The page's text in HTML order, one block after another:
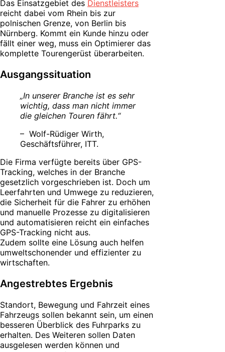
Das Einsatzgebiet des Dienstleisters
reicht dabei vom Rhein bis zur
polnischen Grenze, von Berlin bis
Nürnberg. Kommt ein Kunde hinzu oder
fällt einer weg, muss ein Optimierer das
komplette Tourengerüst überarbeiten.
Ausgangssituation
„In unserer Branche ist es sehr
wichtig, dass man nicht immer
die gleichen Touren fährt.“
– Wolf-Rüdiger Wirth,
Geschäftsführer, ITT.
Die Firma verfügte bereits über GPS-
Tracking, welches in der Branche
gesetzlich vorgeschrieben ist. Doch um
Leerfahrten und Umwege zu reduzieren,
die Sicherheit für die Fahrer zu erhöhen
und manuelle Prozesse zu digitalisieren
und automatisieren reicht ein einfaches
GPS-Tracking nicht aus.
Zudem sollte eine Lösung auch helfen
umweltschonender und effizienter zu
wirtschaften.
Angestrebtes Ergebnis
Standort, Bewegung und Fahrzeit eines
Fahrzeugs sollen bekannt sein, um einen
besseren Überblick des Fuhrparks zu
erhalten. Des Weiteren sollen Daten
ausgelesen werden können und